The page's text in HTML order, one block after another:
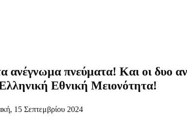
πνεύματα! Και οι δυο
Ελληνική Εθνική Μειονότητα!
15 Σεπτεμβρίου 2024